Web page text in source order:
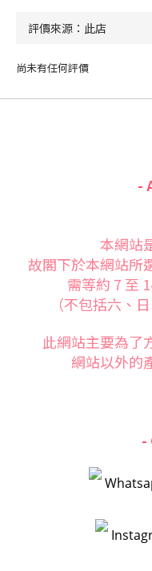
尚未有任何評價
-
本網站
故閣下於本網站所
需等約 7 至
（不包括六、
此網站主要為了
網站以外的
-